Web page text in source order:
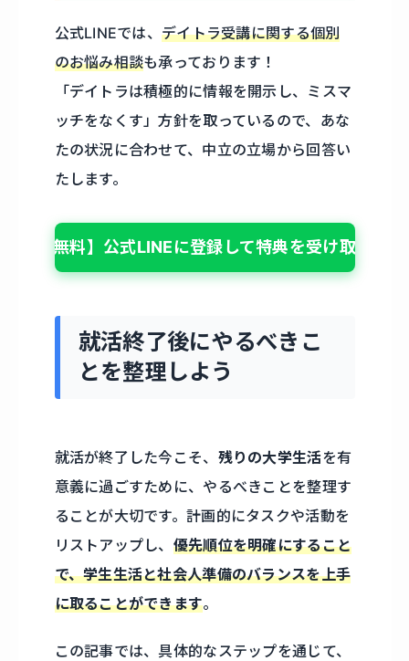
公式LINEでは、デイトラ受講に関する個別
のお悩み相談も承っております！
「デイトラは積極的に情報を開示し、ミスマ
ッチをなくす」方針を取っているので、あな
たの状況に合わせて、中立の立場から回答い
たします。
【無料】公式LINEに登録して特典を受け取る
就活終了後にやるべきこ
とを整理しよう
就活が終了した今こそ、 残りの大学生活を有
意義に過ごすために、やるべきことを整理す
ることが大切です。計画的にタスクや活動を
リストアップし、 優先順位を明確にすること
で、学生生活と社会人準備のバランスを上手
に取ることができます。
この記事では、具体的なステップを通じて、